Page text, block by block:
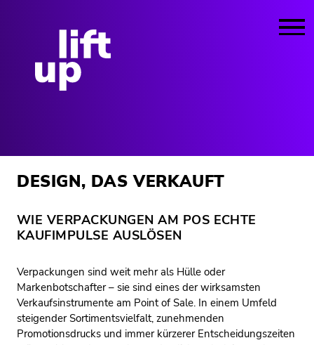
DESIGN, DAS VERKAUFT
WIE VERPACKUNGEN AM POS ECHTE
KAUFIMPULSE AUSLÖSEN
Verpackungen sind weit mehr als Hülle oder
Markenbotschafter – sie sind eines der wirksamsten
Verkaufsinstrumente am Point of Sale. In einem Umfeld
steigender Sortimentsvielfalt, zunehmenden
Promotionsdrucks und immer kürzerer Entscheidungszeiten